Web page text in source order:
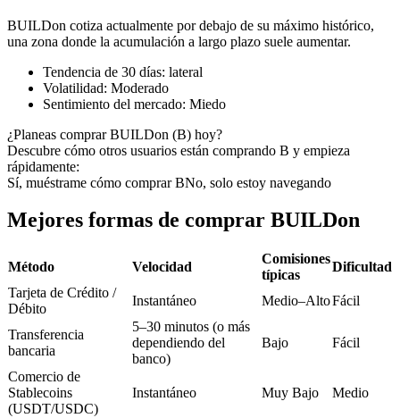
Futuros del USDC
Futuros que utilizan USDC como garantía
Copiar Trading
Únete a los mejores traders
BUILDon cotiza actualmente por debajo de su máximo histórico,
una zona donde la acumulación a largo plazo suele aumentar.
Tendencia de 30 días: lateral
Volatilidad: Moderado
Sentimiento del mercado: Miedo
¿Planeas comprar BUILDon (B) hoy?
Descubre cómo otros usuarios están comprando B y empieza
rápidamente:
Sí, muéstrame cómo comprar BNo, solo estoy navegando
Mejores formas de comprar BUILDon
Método Velocidad
Comisiones
típicas
Dificultad
Tarjeta de Crédito /
Débito
Instantáneo Medio–AltoFácil
Transferencia
bancaria
5–30 minutos (o más
dependiendo del
banco)
Bajo Fácil
Comercio de
Stablecoins
(USDT/USDC)
Instantáneo Muy Bajo Medio